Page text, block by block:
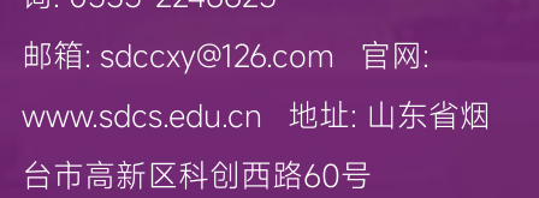
邮箱: sdccxy@126.com 官网:
www.sdcs.edu.cn 地址: 山东省烟
台市高新区科创西路60号